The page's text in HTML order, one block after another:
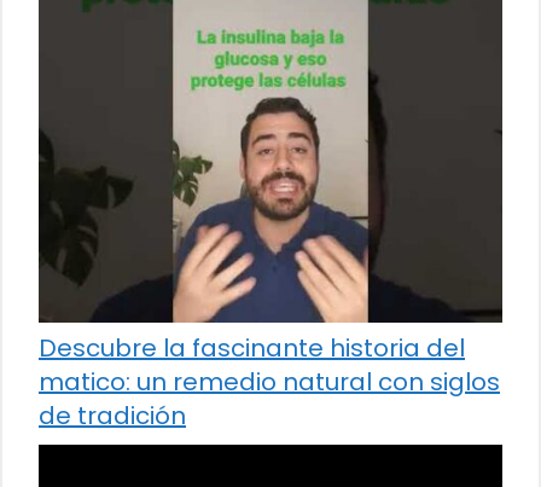
Descubre la fascinante historia del
matico: un remedio natural con siglos
de tradición